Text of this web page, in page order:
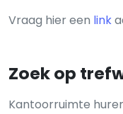
Vraag hier een link
Zoek op
Kantoorruimte